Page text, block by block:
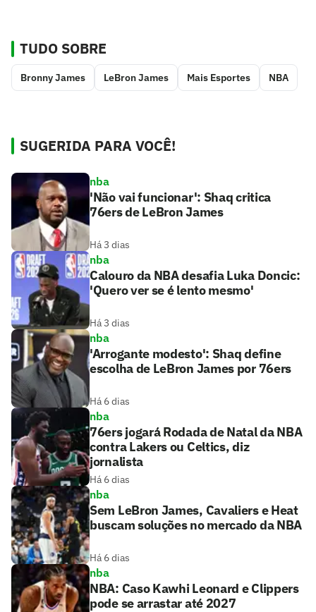
TUDO SOBRE
Bronny James LeBron James Mais Esportes NBA
SUGERIDA PARA VOCÊ!
nba
'Não vai funcionar': Shaq critica
76ers de LeBron James
Há 3 dias
nba
Calouro da NBA desafia Luka Doncic:
'Quero ver se é lento mesmo'
Há 3 dias
nba
'Arrogante modesto': Shaq define
escolha de LeBron James por 76ers
Há 6 dias
nba
76ers jogará Rodada de Natal da NBA
contra Lakers ou Celtics, diz
jornalista
Há 6 dias
nba
Sem LeBron James, Cavaliers e Heat
buscam soluções no mercado da NBA
Há 6 dias
nba
NBA: Caso Kawhi Leonard e Clippers
pode se arrastar até 2027